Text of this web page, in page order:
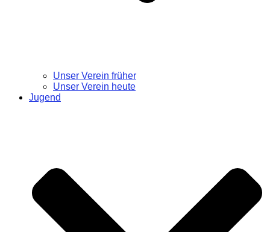
Unser Verein früher
Unser Verein heute
Jugend